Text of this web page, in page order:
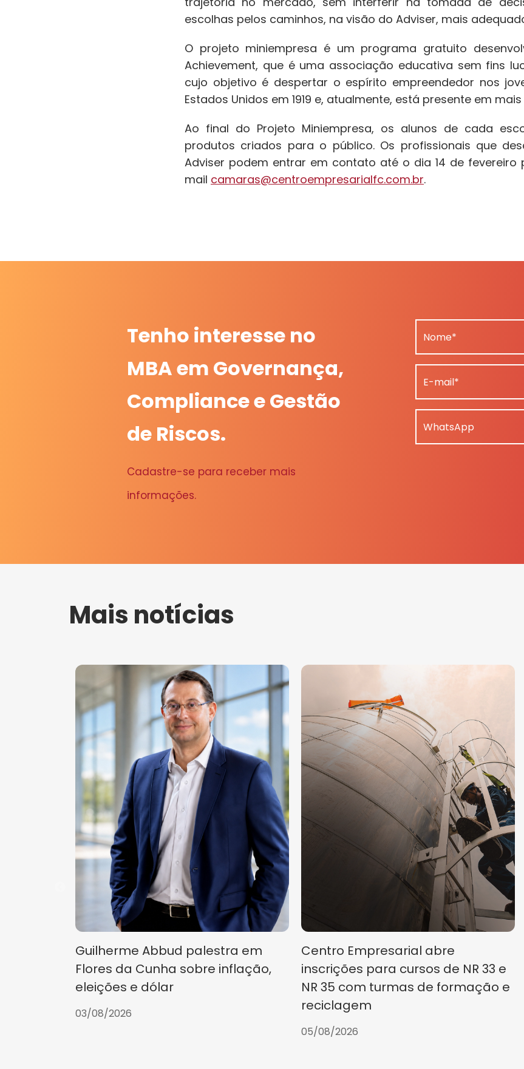
escolhas pelos caminhos, na visão do Adviser, mais
O projeto miniempresa é um programa gratuito
Achievement, que é uma associação educativa sem fins
cujo objetivo é despertar o espírito empreendedor nos
Estados Unidos em 1919 e, atualmente, está presente em mais
Ao final do Projeto Miniempresa, os alunos de cada
produtos criados para o público. Os profissionais que
Adviser podem entrar em contato até o dia 14 de
mail camaras@centroempresarialfc.com.br.
Tenho interesse no
MBA em Governança,
Compliance e Gestão
de Riscos.
Cadastre-se para receber mais
informações.
Nome*
E-mail*
WhatsApp
Mais notícias
Guilherme Abbud palestra em
Flores da Cunha sobre inflação,
eleições e dólar
03/08/2026
Centro Empresarial abre
inscrições para cursos de NR 33 e
NR 35 com turmas de formação e
reciclagem
05/08/2026